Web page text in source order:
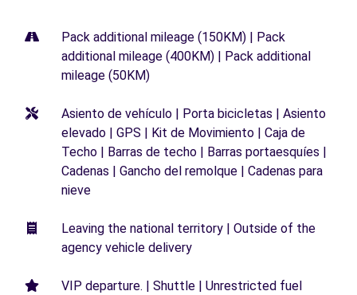
Pack additional mileage (150KM) | Pack
additional mileage (400KM) | Pack additional
mileage (50KM)
Asiento de vehículo | Porta bicicletas | Asiento
elevado | GPS | Kit de Movimiento | Caja de
Techo | Barras de techo | Barras portaesquíes |
Cadenas | Gancho del remolque | Cadenas para
nieve
Leaving the national territory | Outside of the
agency vehicle delivery
VIP departure. | Shuttle | Unrestricted fuel